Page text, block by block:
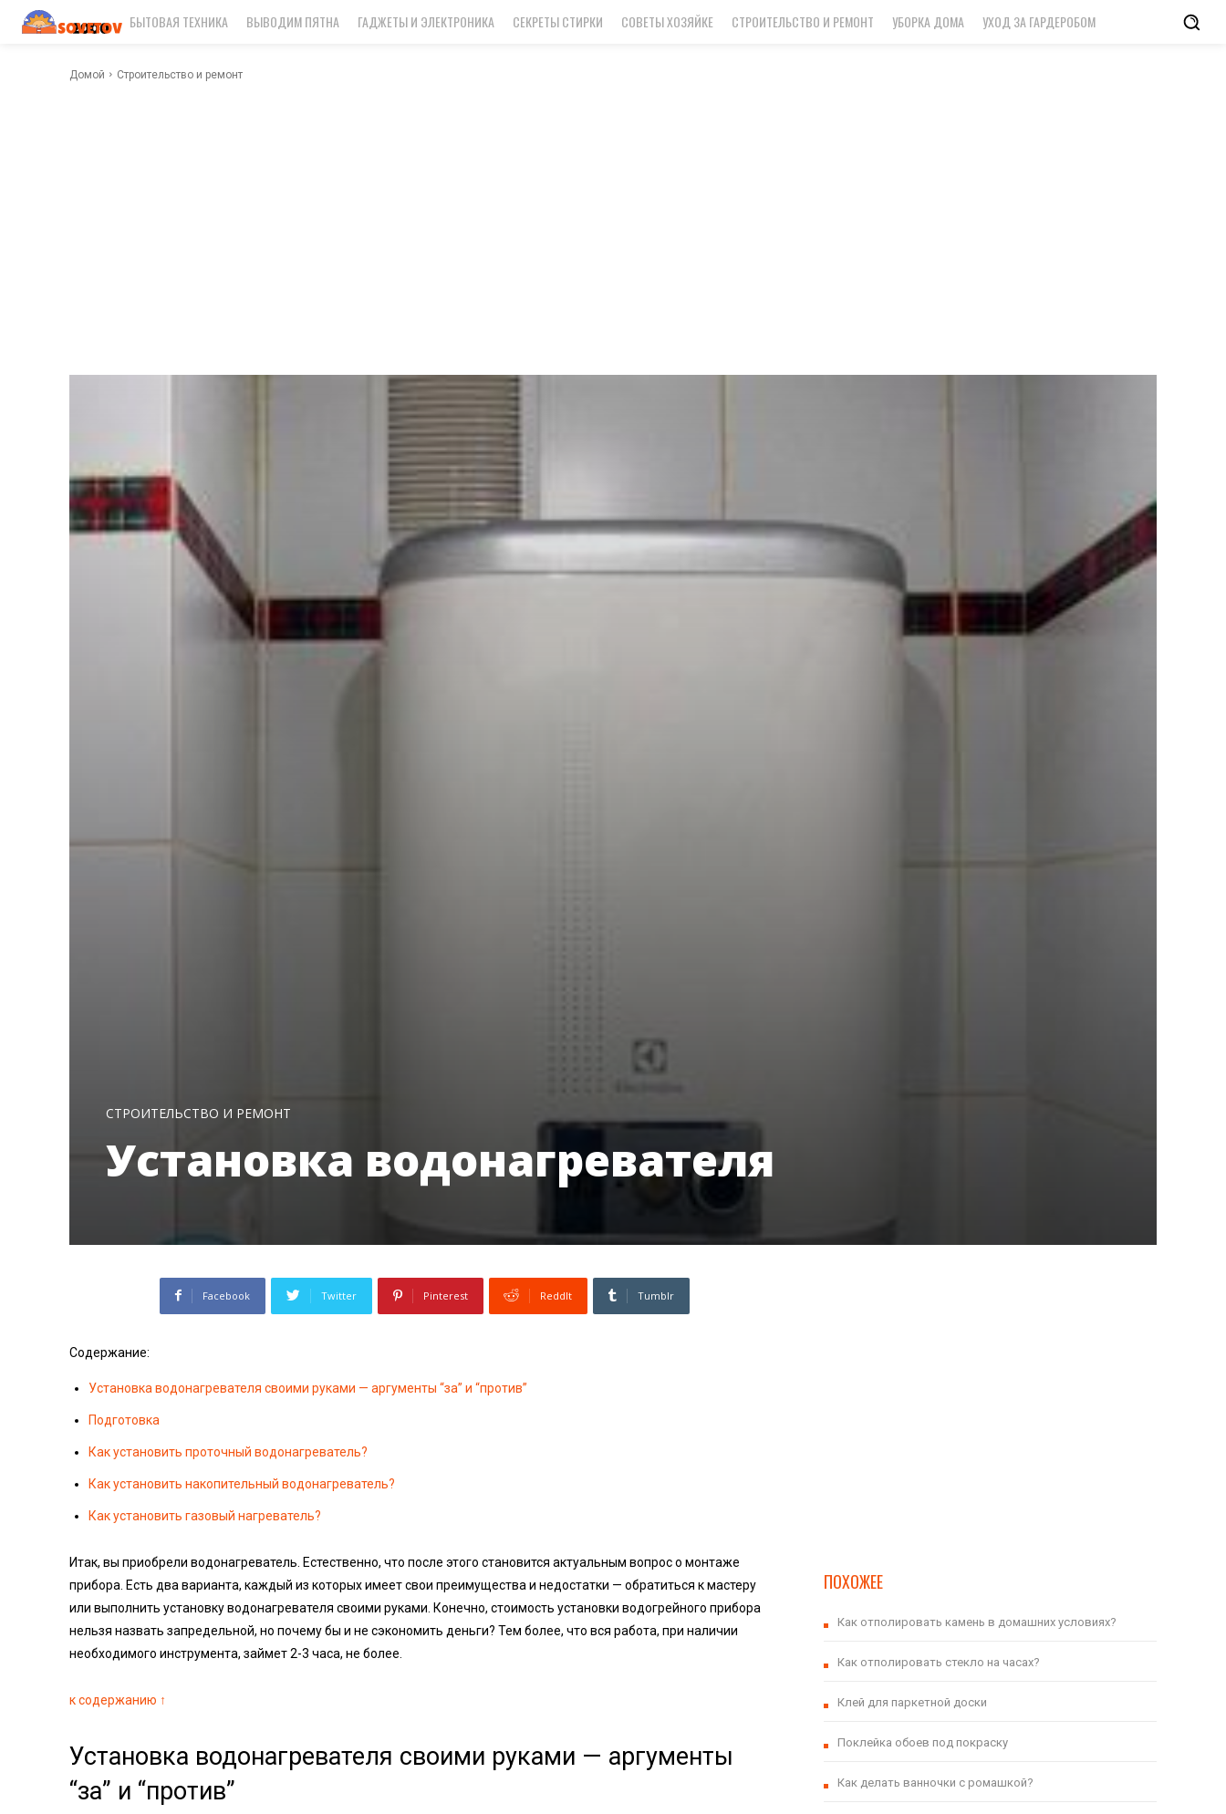
БЫТОВАЯ ТЕХНИКА ВЫВОДИМ ПЯТНА ГАДЖЕТЫ И ЭЛЕКТРОНИКА СЕКРЕТЫ СТИРКИ СОВЕТЫ ХОЗЯЙКЕ СТРОИТЕЛЬСТВО И РЕМОНТ УБОРКА ДОМА УХОД ЗА ГАРДЕРОБОМ
Домой Строительство и ремонт
СТРОИТЕЛЬСТВО И РЕМОНТ
Установка водонагревателя
Facebook Twitter Pinterest ReddIt Tumblr
Содержание:
Установка водонагревателя своими руками — аргументы “за” и “против”
Подготовка
Как установить проточный водонагреватель?
Как установить накопительный водонагреватель?
Как установить газовый нагреватель?
Итак, вы приобрели водонагреватель. Естественно, что после этого становится актуальным вопрос о монтаже
прибора. Есть два варианта, каждый из которых имеет свои преимущества и недостатки — обратиться к мастеру
или выполнить установку водонагревателя своими руками. Конечно, стоимость установки водогрейного прибора
нельзя назвать запредельной, но почему бы и не сэкономить деньги? Тем более, что вся работа, при наличии
необходимого инструмента, займет 2-3 часа, не более.
к содержанию ↑
Установка водонагревателя своими руками — аргументы
“за” и “против”
ПОХОЖЕЕ
Как отполировать камень в домашних условиях?
Как отполировать стекло на часах?
Клей для паркетной доски
Поклейка обоев под покраску
Как делать ванночки с ромашкой?